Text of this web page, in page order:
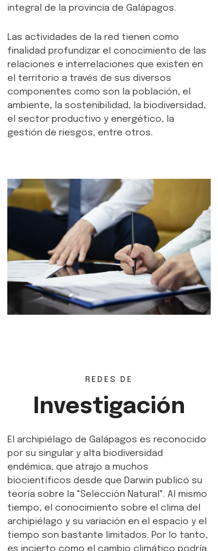
integral de la provincia de Galápagos.
Las actividades de la red tienen como
finalidad profundizar el conocimiento de las
relaciones e interrelaciones que existen en
el territorio a través de sus diversos
componentes como son la población, el
ambiente, la sostenibilidad, la biodiversidad,
el sector productivo y energético, la
gestión de riesgos, entre otros.
REDES DE
Investigación
El archipiélago de Galápagos es reconocido
por su singular y alta biodiversidad
endémica, que atrajo a muchos
biocientíficos desde que Darwin publicó su
teoría sobre la "Selección Natural". Al mismo
tiempo, el conocimiento sobre el clima del
archipiélago y su variación en el espacio y el
tiempo son bastante limitados. Por lo tanto,
es incierto como el cambio climático podría